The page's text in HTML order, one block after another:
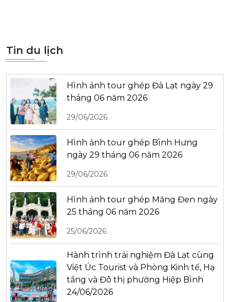
Tin du lịch
Hình ảnh tour ghép Đà Lạt ngày 29
tháng 06 năm 2026
29/06/2026
Hình ảnh tour ghép Bình Hưng
ngày 29 tháng 06 năm 2026
29/06/2026
Hình ảnh tour ghép Măng Đen ngày
25 tháng 06 năm 2026
25/06/2026
Hành trình trải nghiệm Đà Lạt cùng
Việt Úc Tourist và Phòng Kinh tế, Hạ
tầng và Đô thị phường Hiệp Bình
24/06/2026